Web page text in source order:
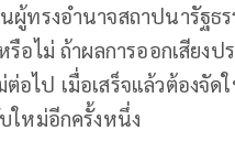
ทรงอำนาจสถาปนารัฐธ
อไม่ ถ้าผลการออกเสียง
ไป เมื่อเสร็จแล้วต้องจัด
ใหม่อีกครั้งหนึ่ง